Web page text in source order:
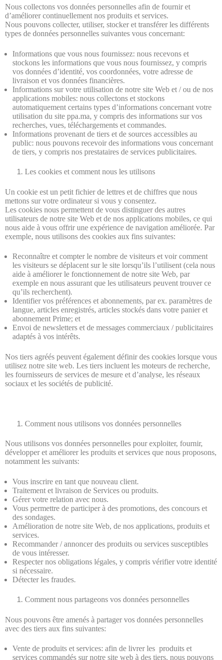
Nous collectons vos données personnelles afin de fournir et
d’améliorer continuellement nos produits et services.
Nous pouvons collecter, utiliser, stocker et transférer les différents
types de données personnelles suivantes vous concernant:
Informations que vous nous fournissez: nous recevons et
stockons les informations que vous nous fournissez, y compris
vos données d’identité, vos coordonnées, votre adresse de
livraison et vos données financières.
Informations sur votre utilisation de notre site Web et / ou de nos
applications mobiles: nous collectons et stockons
automatiquement certains types d’informations concernant votre
utilisation du site ppa.ma, y compris des informations sur vos
recherches, vues, téléchargements et commandes.
Informations provenant de tiers et de sources accessibles au
public: nous pouvons recevoir des informations vous concernant
de tiers, y compris nos prestataires de services publicitaires.
Les cookies et comment nous les utilisons
Un cookie est un petit fichier de lettres et de chiffres que nous
mettons sur votre ordinateur si vous y consentez.
Les cookies nous permettent de vous distinguer des autres
utilisateurs de notre site Web et de nos applications mobiles, ce qui
nous aide à vous offrir une expérience de navigation améliorée. Par
exemple, nous utilisons des cookies aux fins suivantes:
Reconnaître et compter le nombre de visiteurs et voir comment
les visiteurs se déplacent sur le site lorsqu’ils l’utilisent (cela nous
aide à améliorer le fonctionnement de notre site Web, par
exemple en nous assurant que les utilisateurs peuvent trouver ce
qu’ils recherchent).
Identifier vos préférences et abonnements, par ex. paramètres de
langue, articles enregistrés, articles stockés dans votre panier et
abonnement Prime; et
Envoi de newsletters et de messages commerciaux / publicitaires
adaptés à vos intérêts.
Nos tiers agréés peuvent également définir des cookies lorsque vous
utilisez notre site web. Les tiers incluent les moteurs de recherche,
les fournisseurs de services de mesure et d’analyse, les réseaux
sociaux et les sociétés de publicité.
Comment nous utilisons vos données personnelles
Nous utilisons vos données personnelles pour exploiter, fournir,
développer et améliorer les produits et services que nous proposons,
notamment les suivants:
Vous inscrire en tant que nouveau client.
Traitement et livraison de Services ou produits.
Gérer votre relation avec nous.
Vous permettre de participer à des promotions, des concours et
des sondages.
Amélioration de notre site Web, de nos applications, produits et
services.
Recommander / annoncer des produits ou services susceptibles
de vous intéresser.
Respecter nos obligations légales, y compris vérifier votre identité
si nécessaire.
Détecter les fraudes.
Comment nous partageons vos données personnelles
Nous pouvons être amenés à partager vos données personnelles
avec des tiers aux fins suivantes:
Vente de produits et services: afin de livrer les produits et
services commandés sur notre site web à des tiers, nous pouvons